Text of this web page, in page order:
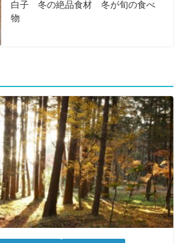
白子 冬の絶品食材 冬が旬の食べ
物